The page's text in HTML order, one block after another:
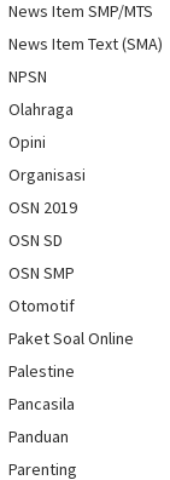
News Item SMP/MTS
News Item Text (SMA)
NPSN
Olahraga
Opini
Organisasi
OSN 2019
OSN SD
OSN SMP
Otomotif
Paket Soal Online
Palestine
Pancasila
Panduan
Parenting